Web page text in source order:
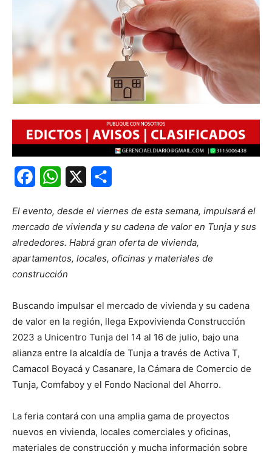
FacebookWhatsApp
El evento, desde el viernes de esta semana, impulsará el
mercado de vivienda y su cadena de valor en Tunja y sus
alrededores. Habrá gran oferta de vivienda,
apartamentos, locales, oficinas y materiales de
construcción
Buscando impulsar el mercado de vivienda y su cadena
de valor en la región, llega Expovivienda Construcción
2023 a Unicentro Tunja del 14 al 16 de julio, bajo una
alianza entre la alcaldía de Tunja a través de Activa T,
Camacol Boyacá y Casanare, la Cámara de Comercio de
Tunja, Comfaboy y el Fondo Nacional del Ahorro.
La feria contará con una amplia gama de proyectos
nuevos en vivienda, locales comerciales y oficinas,
materiales de construcción y mucha información sobre